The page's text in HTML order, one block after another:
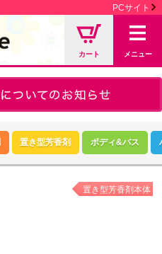
PCサイト
カート メニュー
置き型芳香剤 ボディ&バス
置き型芳香剤本体